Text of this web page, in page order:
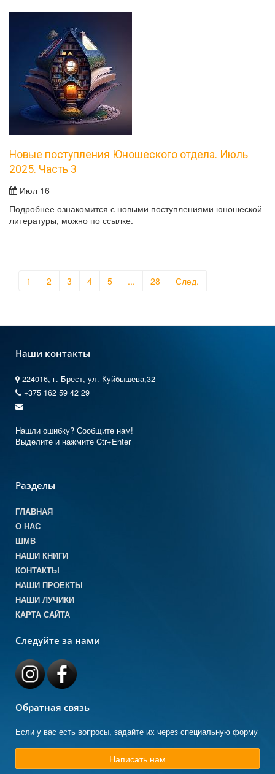
Новые поступления Юношеского отдела. Июль
2025. Часть 3
Июл 16
Подробнее ознакомится с новыми поступлениями юношеской
литературы, можно по ссылке.
1 2 3 4 5 ... 28 След.
Наши контакты
224016, г. Брест, ул. Куйбышева,32
+375 162 59 42 29
Нашли ошибку? Сообщите нам!
Выделите и нажмите Ctr+Enter
Разделы
ГЛАВНАЯ
О НАС
ШМВ
НАШИ КНИГИ
КОНТАКТЫ
НАШИ ПРОЕКТЫ
НАШИ ЛУЧИКИ
КАРТА САЙТА
Следуйте за нами
Обратная связь
Если у вас есть вопросы, задайте их через специальную форму
Написать нам